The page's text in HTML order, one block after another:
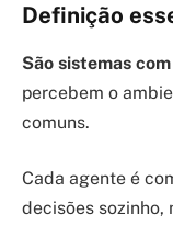
Definição
São sistemas
percebem o
comuns.
Cada agente é
decisões sozinho,